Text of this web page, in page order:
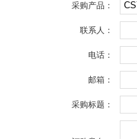
采购产品：
联系人：
电话：
邮箱：
采购标题：